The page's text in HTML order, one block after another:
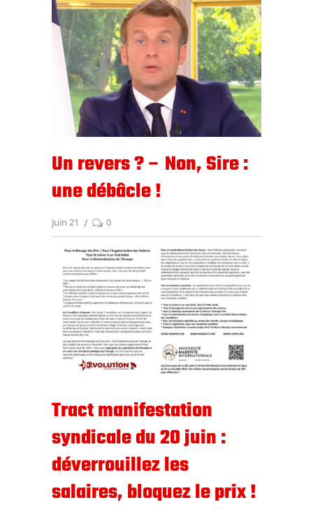
Un revers ? – Non, Sire :
une débâcle !
juin 21 0
Tract manifestation
syndicale du 20 juin :
déverrouillez les
salaires, bloquez le prix !